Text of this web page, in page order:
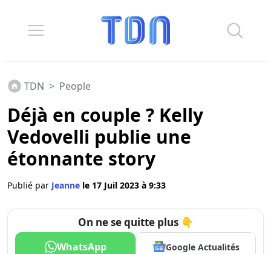
TDN > People
Déjà en couple ? Kelly
Vedovelli publie une
étonnante story
Publié par Jeanne le 17 Juil 2023 à 9:33
On ne se quitte plus 👇
WhatsApp Google Actualités